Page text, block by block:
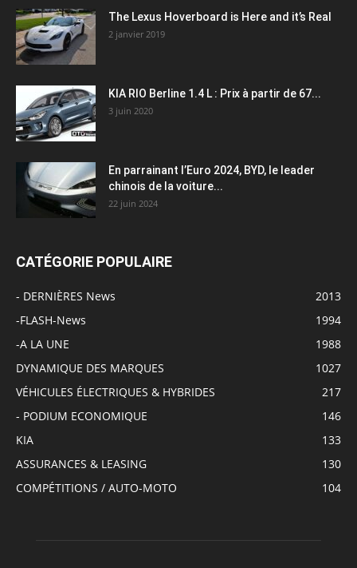
The Lexus Hoverboard is Here and it’s Real
2 janvier 2019
KIA RIO Berline 1.4 L : Prix à partir de 67...
3 juin 2020
En parrainant l’Euro 2024, BYD, le leader
chinois de la voiture...
22 juin 2024
CATÉGORIE POPULAIRE
- DERNIÈRES News
2013
-FLASH-News
1994
-A LA UNE
1988
DYNAMIQUE DES MARQUES
1027
VÉHICULES ÉLECTRIQUES & HYBRIDES
217
- PODIUM ECONOMIQUE
146
KIA
133
ASSURANCES & LEASING
130
COMPÉTITIONS / AUTO-MOTO
104